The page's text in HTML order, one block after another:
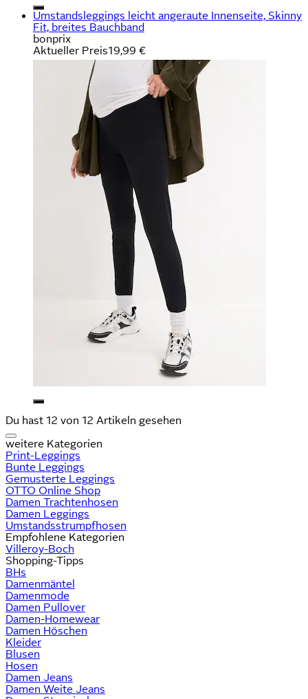
Umstandsleggings leicht angeraute Innenseite, Skinny
Fit, breites Bauchband
bonprix
Aktueller Preis19,99 €
Du hast 12 von 12 Artikeln gesehen
weitere Kategorien
Print-Leggings
Bunte Leggings
Gemusterte Leggings
OTTO Online Shop
Damen Trachtenhosen
Damen Leggings
Umstandsstrumpfhosen
Empfohlene Kategorien
Villeroy-Boch
Shopping-Tipps
BHs
Damenmäntel
Damenmode
Damen Pullover
Damen-Homewear
Damen Höschen
Kleider
Blusen
Hosen
Damen Jeans
Damen Weite Jeans